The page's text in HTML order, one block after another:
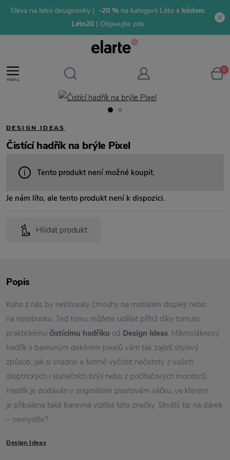
Sleva na letní designovky | -20 % na kategorii Léto s kódem
Léto20 | Objevujte zde
menu
0
DESIGN IDEAS
Čistící hadřík na brýle Pixel
Tento produkt není možné koupit.
Je nám líto, ale tento produkt není k dispozici.
Hlídat produkt
Popis
Koho z nás by neiritovaly čmouhy na mobilním displeji nebo
na notebooku. Teď tomu můžete udělat přítrž díky tomuto
praktickému čistícímu hadříku od Design Ideas. Mikrovláknový
hadřík s barevným dekórem pixelů vám tak zajistí stylový
způsob, jak si snadno a šetrně vyčistit nečistoty z vašich
dioptrických i slunečních brýlí nebo z počítačových monitorů.
Hadřík je dodáván v originálním plastovém sáčku, ve kterém
je přibalena také barevná vizitka této značky. Skvělý tip na dárek
– nemyslíte?
Design Ideas